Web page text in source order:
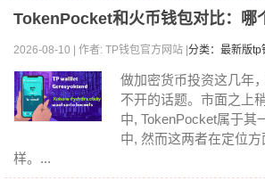
TokenPocket和火币钱包对比：哪
2026-08-10 | 作者: TP钱包官方网站 | 分类：最新版tp
做加密货币投资这几年
不开的话题。市面之上
中, TokenPocket属于其
中, 然而这两者在定位
样。...